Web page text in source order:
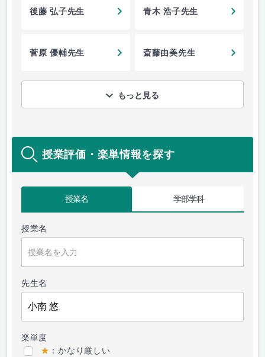
後藤 弘子先生 青木 浩子先生
菅原 優輔先生 斎藤由美先生
もっと見る
授業評価・楽単情報を探す
授業名 学部学科
授業名
先生名
楽単度
★ ：かなり厳しい